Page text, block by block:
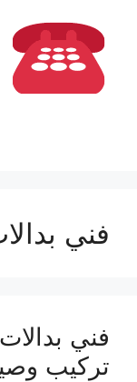
فني
تركيب